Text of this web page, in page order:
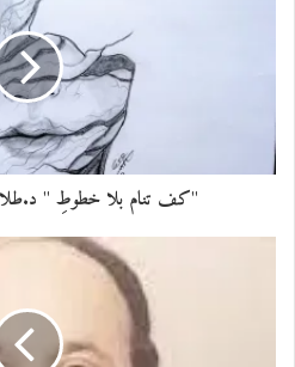
الخزانة بين الملابس، علبة غريبة أحست بأن
وهي تفتحها، وجدت بداخلها قلادة غريبة على
حوت كتابات لأسماء ورموز غريبة. قرأتها، شع
تكمل شعرت برجفة في جسدها واعتراها الخوف.
التي أرسلتها لما وجدته.
أجابتها بأنه يبدو كسحر وحذرتها من إرجاعها
ردت بهلع بأن جسمها يؤلمها ويحوطها خوف
طمأنتها بأن ذلك طبيعي ونصحتها بقراءة
الخط سمعت صوتاً مفزعاً جعلها ترمي ما في يدها،
"كف تنام بلا خطوطِ "